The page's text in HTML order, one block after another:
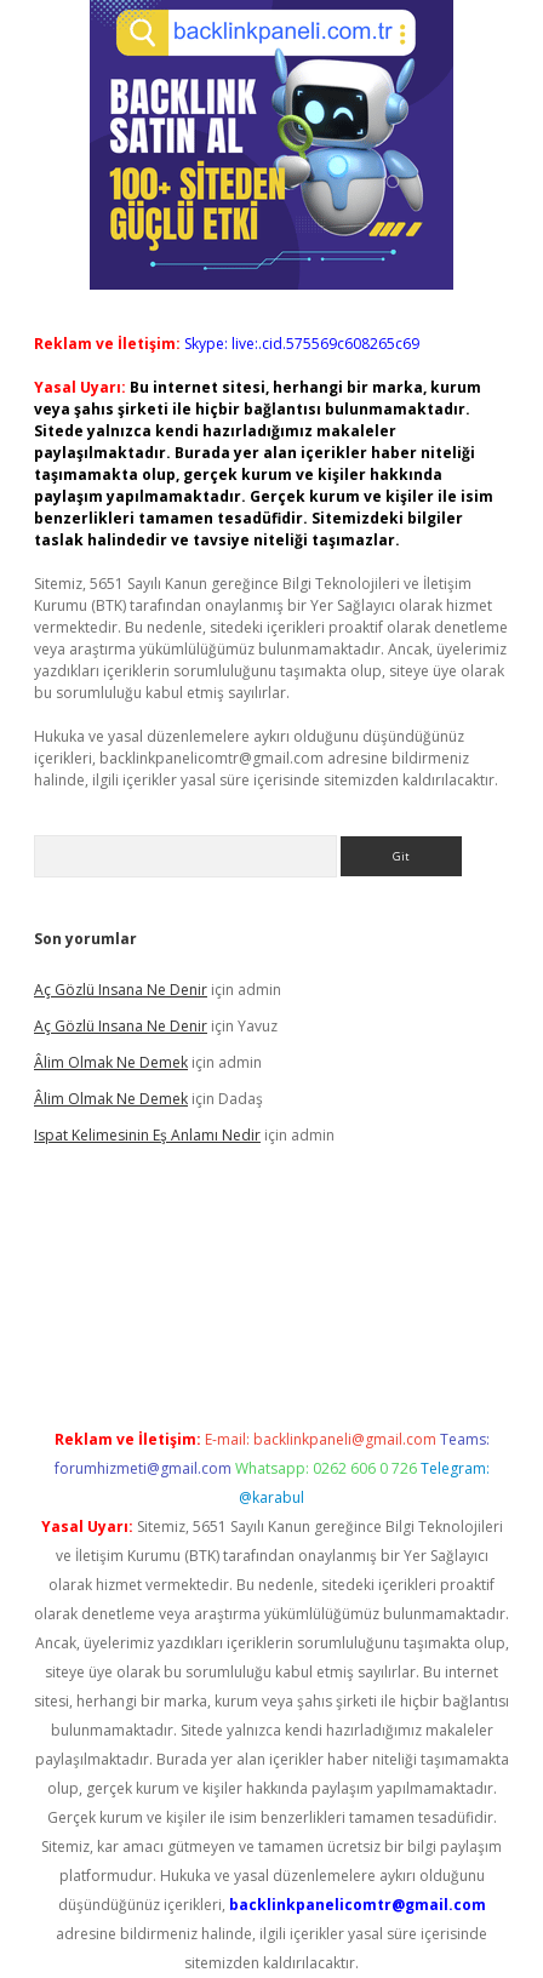
Reklam ve İletişim: Skype: live:.cid.575569c608265c69
Yasal Uyarı: Bu internet sitesi, herhangi bir marka, kurum
veya şahıs şirketi ile hiçbir bağlantısı bulunmamaktadır.
Sitede yalnızca kendi hazırladığımız makaleler
paylaşılmaktadır. Burada yer alan içerikler haber niteliği
taşımamakta olup, gerçek kurum ve kişiler hakkında
paylaşım yapılmamaktadır. Gerçek kurum ve kişiler ile isim
benzerlikleri tamamen tesadüfidir. Sitemizdeki bilgiler
taslak halindedir ve tavsiye niteliği taşımazlar.
Sitemiz, 5651 Sayılı Kanun gereğince Bilgi Teknolojileri ve İletişim
Kurumu (BTK) tarafından onaylanmış bir Yer Sağlayıcı olarak hizmet
vermektedir. Bu nedenle, sitedeki içerikleri proaktif olarak denetleme
veya araştırma yükümlülüğümüz bulunmamaktadır. Ancak, üyelerimiz
yazdıkları içeriklerin sorumluluğunu taşımakta olup, siteye üye olarak
bu sorumluluğu kabul etmiş sayılırlar.
Hukuka ve yasal düzenlemelere aykırı olduğunu düşündüğünüz
içerikleri, backlinkpanelicomtr@gmail.com adresine bildirmeniz
halinde, ilgili içerikler yasal süre içerisinde sitemizden kaldırılacaktır.
Son yorumlar
Aç Gözlü Insana Ne Denir için admin
Aç Gözlü Insana Ne Denir için Yavuz
Âlim Olmak Ne Demek için admin
Âlim Olmak Ne Demek için Dadaş
Ispat Kelimesinin Eş Anlamı Nedir için admin
Reklam ve İletişim: E-mail: backlinkpaneli@gmail.com Teams:
forumhizmeti@gmail.com Whatsapp: 0262 606 0 726 Telegram:
@karabul
Yasal Uyarı: Sitemiz, 5651 Sayılı Kanun gereğince Bilgi Teknolojileri
ve İletişim Kurumu (BTK) tarafından onaylanmış bir Yer Sağlayıcı
olarak hizmet vermektedir. Bu nedenle, sitedeki içerikleri proaktif
olarak denetleme veya araştırma yükümlülüğümüz bulunmamaktadır.
Ancak, üyelerimiz yazdıkları içeriklerin sorumluluğunu taşımakta olup,
siteye üye olarak bu sorumluluğu kabul etmiş sayılırlar. Bu internet
sitesi, herhangi bir marka, kurum veya şahıs şirketi ile hiçbir bağlantısı
bulunmamaktadır. Sitede yalnızca kendi hazırladığımız makaleler
paylaşılmaktadır. Burada yer alan içerikler haber niteliği taşımamakta
olup, gerçek kurum ve kişiler hakkında paylaşım yapılmamaktadır.
Gerçek kurum ve kişiler ile isim benzerlikleri tamamen tesadüfidir.
Sitemiz, kar amacı gütmeyen ve tamamen ücretsiz bir bilgi paylaşım
platformudur. Hukuka ve yasal düzenlemelere aykırı olduğunu
düşündüğünüz içerikleri, backlinkpanelicomtr@gmail.com
adresine bildirmeniz halinde, ilgili içerikler yasal süre içerisinde
sitemizden kaldırılacaktır.